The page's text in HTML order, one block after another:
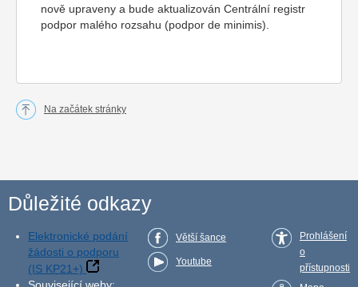
nově upraveny a bude aktualizován Centrální registr
podpor malého rozsahu (podpor de minimis)
Na začátek stránky
Důležité odkazy
Elektronické podání
žádosti o podporu
(IS KP21+)
Větší šance
Youtube
Prohlášení
o
přístupnosti